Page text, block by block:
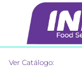
Ver Catálogo: